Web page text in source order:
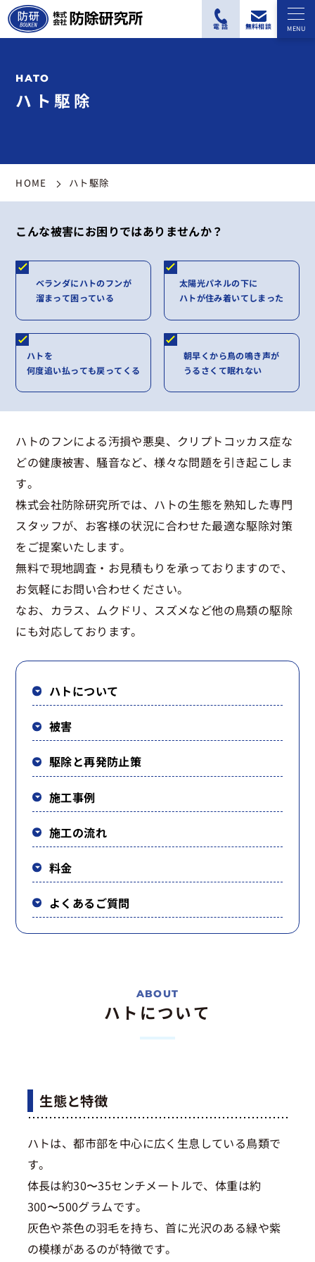
ハト駆除
HOME ハト駆除
こんな被害にお困りではありませんか？
ベランダにハトのフンが
溜まって困っている
太陽光パネルの下に
ハトが住み着いてしまった
ハトを
何度追い払っても戻ってくる
朝早くから鳥の鳴き声が
うるさくて眠れない
ハトのフンによる汚損や悪臭、クリプトコッカス症な
どの健康被害、騒音など、様々な問題を引き起こしま
す。
株式会社防除研究所では、ハトの生態を熟知した専門
スタッフが、お客様の状況に合わせた最適な駆除対策
をご提案いたします。
無料で現地調査・お見積もりを承っておりますので、
お気軽にお問い合わせください。
なお、カラス、ムクドリ、スズメなど他の鳥類の駆除
にも対応しております。
ハトについて
被害
駆除と再発防止策
施工事例
施工の流れ
料金
よくあるご質問
ハトについて
生態と特徴
ハトは、都市部を中心に広く生息している鳥類で
す。
体長は約30〜35センチメートルで、体重は約
300〜500グラムです。
灰色や茶色の羽毛を持ち、首に光沢のある緑や紫
の模様があるのが特徴です。